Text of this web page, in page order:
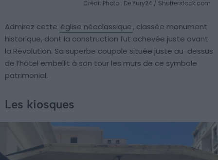
Crédit Photo : De Yury24 / Shutterstock.com
Admirez cette église néoclassique, classée monument
historique, dont la construction fut achevée juste avant
la Révolution. Sa superbe coupole située juste au-dessus
de l’hôtel embellit à son tour les murs de ce symbole
patrimonial.
Les kiosques